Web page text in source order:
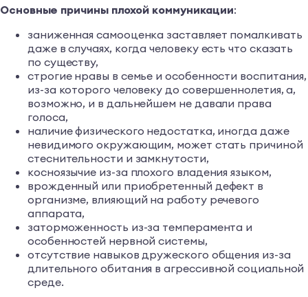
Основные причины плохой коммуникации:
заниженная самооценка заставляет помалкивать
даже в случаях, когда человеку есть что сказать
по существу,
строгие нравы в семье и особенности воспитания,
из-за которого человеку до совершеннолетия, а,
возможно, и в дальнейшем не давали права
голоса,
наличие физического недостатка, иногда даже
невидимого окружающим, может стать причиной
стеснительности и замкнутости,
косноязычие из-за плохого владения языком,
врожденный или приобретенный дефект в
организме, влияющий на работу речевого
аппарата,
заторможенность из-за темперамента и
особенностей нервной системы,
отсутствие навыков дружеского общения из-за
длительного обитания в агрессивной социальной
среде.